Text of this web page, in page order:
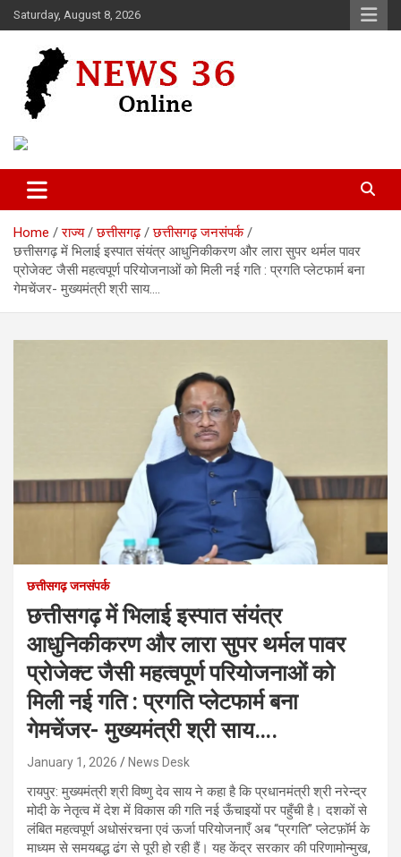
Skip
to
Saturday, August 8, 2026
News 36
Home राज्य छत्तीसगढ़
छत्तीसगढ़ जनसंपर्क
छत्तीसगढ़ में भिलाई इस्पात संयंत्र आधुनिकीकरण और लारा सुपर थर्मल पावर
प्रोजेक्ट जैसी महत्वपूर्ण परियोजनाओं को मिली नई गति : प्रगति प्लेटफार्म बना
गेमचेंजर- मुख्यमंत्री श्री साय….
छत्तीसगढ़ जनसंपर्क
छत्तीसगढ़ में भिलाई इस्पात संयंत्र
आधुनिकीकरण और लारा सुपर थर्मल पावर
प्रोजेक्ट जैसी महत्वपूर्ण परियोजनाओं को
मिली नई गति : प्रगति प्लेटफार्म बना
गेमचेंजर- मुख्यमंत्री श्री साय….
January 1, 2026 News Desk
रायपुर: मुख्यमंत्री श्री विष्णु देव साय ने कहा है कि प्रधानमंत्री श्री नरेन्द्र
मोदी के नेतृत्व में देश में विकास की गति नई ऊँचाइयों पर पहुँची है। दशकों से
लंबित महत्वपूर्ण अधोसंरचना एवं ऊर्जा परियोजनाएँ अब “प्रगति” प्लेटफ़ॉर्म के
माध्यम से समयबद्ध ढंग से पूरी हो रही हैं। यह केंद्र सरकार की परिणामोन्मुख,